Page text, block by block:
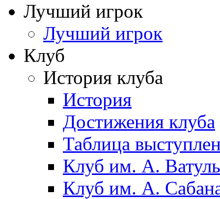
Лучший игрок
Лучший игрок
Клуб
История клуба
История
Достижения клуба
Таблица
Клуб им. А.
Клуб им. А.